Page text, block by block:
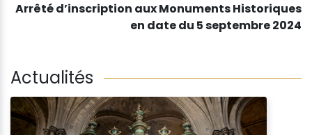
Arrêté d’inscription aux Monuments Historiques
en date du 5 septembre 2024
Actualités